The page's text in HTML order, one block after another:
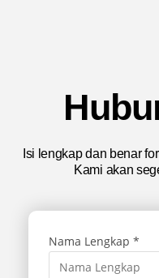
Isi lengkap dan benar
Kami akan
Nama Lengkap *